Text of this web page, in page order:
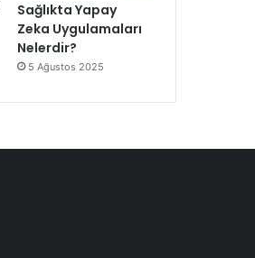
Sağlıkta Yapay
Zeka Uygulamaları
Nelerdir?
5 Ağustos 2025